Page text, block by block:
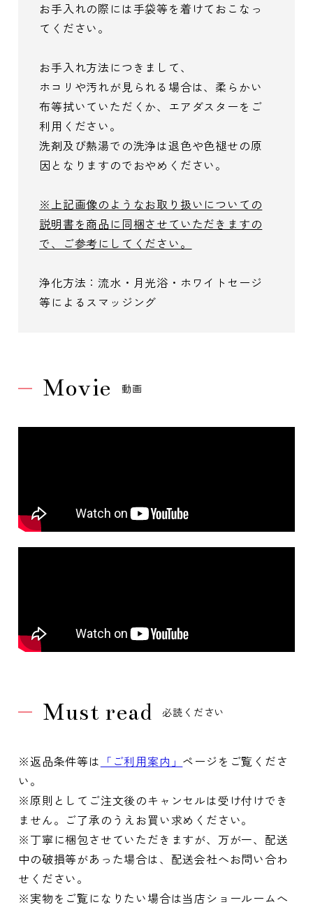
お手入れの際には手袋等を着けておこなっ
てください。
お手入れ方法につきまして、
ホコリや汚れが見られる場合は、柔らかい
布等拭いていただくか、エアダスターをご
利用ください。
洗剤及び熱湯での洗浄は退色や色褪せの原
因となりますのでおやめください。
※上記画像のようなお取り扱いについての
説明書を商品に同梱させていただきますの
で、ご参考にしてください。
浄化方法：流水・月光浴・ホワイトセージ
等によるスマッジング
Movie 動画
Must read 必読ください
※返品条件等は 「ご利用案内」 ページをご覧くださ
い。
※原則としてご注文後のキャンセルは受け付けでき
ません。ご了承のうえお買い求めください。
※丁寧に梱包させていただきますが、万が一、配送
中の破損等があった場合は、配送会社へお問い合わ
せください。
※実物をご覧になりたい場合は当店ショールームへ